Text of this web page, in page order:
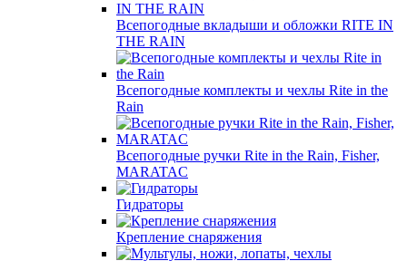
Всепогодные вкладыши и обложки RITE IN
THE RAIN
Всепогодные комплекты и чехлы Rite in the
Rain
Всепогодные ручки Rite in the Rain, Fisher,
MARATAC
Гидраторы
Крепление снаряжения